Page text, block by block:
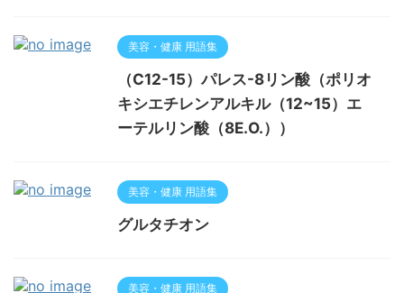
美容・健康 用語集
（C12-15）パレス-8リン酸（ポリオ
キシエチレンアルキル（12~15）エ
ーテルリン酸（8E.O.））
美容・健康 用語集
グルタチオン
美容・健康 用語集